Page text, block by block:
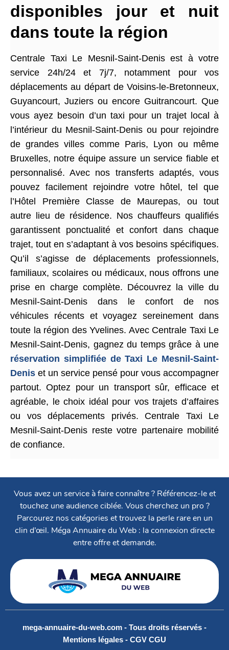
disponibles jour et nuit
dans toute la région
Centrale Taxi Le Mesnil-Saint-Denis est à votre
service 24h/24 et 7j/7, notamment pour vos
déplacements au départ de Voisins-le-Bretonneux,
Guyancourt, Juziers ou encore Guitrancourt. Que
vous ayez besoin d’un taxi pour un trajet local à
l’intérieur du Mesnil-Saint-Denis ou pour rejoindre
de grandes villes comme Paris, Lyon ou même
Bruxelles, notre équipe assure un service fiable et
personnalisé. Avec nos transferts adaptés, vous
pouvez facilement rejoindre votre hôtel, tel que
l’Hôtel Première Classe de Maurepas, ou tout
autre lieu de résidence. Nos chauffeurs qualifiés
garantissent ponctualité et confort dans chaque
trajet, tout en s’adaptant à vos besoins spécifiques.
Qu’il s’agisse de déplacements professionnels,
familiaux, scolaires ou médicaux, nous offrons une
prise en charge complète. Découvrez la ville du
Mesnil-Saint-Denis dans le confort de nos
véhicules récents et voyagez sereinement dans
toute la région des Yvelines. Avec Centrale Taxi Le
Mesnil-Saint-Denis, gagnez du temps grâce à une
réservation simplifiée de Taxi Le Mesnil-Saint-
Denis et un service pensé pour vous accompagner
partout. Optez pour un transport sûr, efficace et
agréable, le choix idéal pour vos trajets d’affaires
ou vos déplacements privés. Centrale Taxi Le
Mesnil-Saint-Denis reste votre partenaire mobilité
de confiance.
Vous avez un service à faire connaître ? Référencez-le et
touchez une audience ciblée. Vous cherchez un pro ?
Parcourez nos catégories et trouvez la perle rare en un
clin d’œil. Méga Annuaire du Web : la connexion directe
entre offre et demande.
mega-annuaire-du-web.com - Tous droits réservés -
Mentions légales - CGV CGU